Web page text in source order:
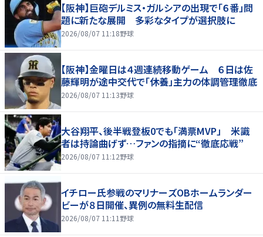
【阪神】巨砲デルミス・ガルシアの出現で「６番」問
題に新たな展開 多彩なタイプが選択肢に
2026/08/07 11:18野球
【阪神】金曜日は４週連続移動ゲーム ６日は佐
藤輝明が途中交代で「休養」主力の体調管理徹底
2026/08/07 11:13野球
大谷翔平、後半戦登板0でも「満票MVP」 米識
者は持論曲げず…ファンの指摘に“徹底応戦”
2026/08/07 11:12野球
イチロー氏参戦のマリナーズOBホームランダー
ビーが８日開催、異例の無料生配信
2026/08/07 11:11野球